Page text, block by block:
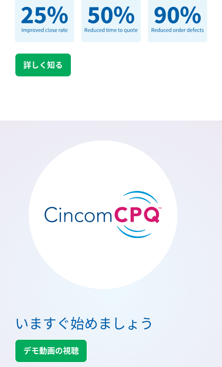
詳しく知る
いますぐ始めましょう
デモ動画の視聴